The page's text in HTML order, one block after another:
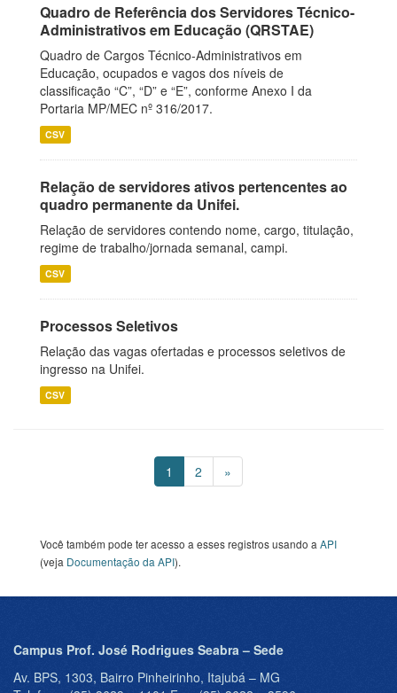
Quadro de Referência dos Servidores Técnico-
Administrativos em Educação (QRSTAE)
Quadro de Cargos Técnico-Administrativos em
Educação, ocupados e vagos dos níveis de
classificação “C”, “D” e “E”, conforme Anexo I da
Portaria MP/MEC nº 316/2017.
CSV
Relação de servidores ativos pertencentes ao
quadro permanente da Unifei.
Relação de servidores contendo nome, cargo, titulação,
regime de trabalho/jornada semanal, campi.
CSV
Processos Seletivos
Relação das vagas ofertadas e processos seletivos de
ingresso na Unifei.
CSV
1 2 »
Você também pode ter acesso a esses registros usando a API
(veja Documentação da API).
Campus Prof. José Rodrigues Seabra – Sede
Av. BPS, 1303, Bairro Pinheirinho, Itajubá – MG